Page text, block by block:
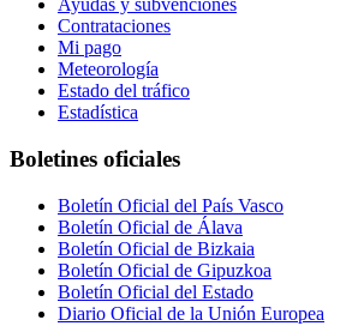
Ayudas y subvenciones
Contrataciones
Mi pago
Meteorología
Estado del tráfico
Estadística
Boletines oficiales
Boletín Oficial del País Vasco
Boletín Oficial de Álava
Boletín Oficial de Bizkaia
Boletín Oficial de Gipuzkoa
Boletín Oficial del Estado
Diario Oficial de la Unión Europea